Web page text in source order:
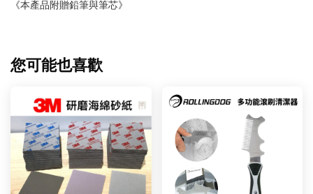
《本產品附贈鉛筆與筆芯》
您可能也喜歡